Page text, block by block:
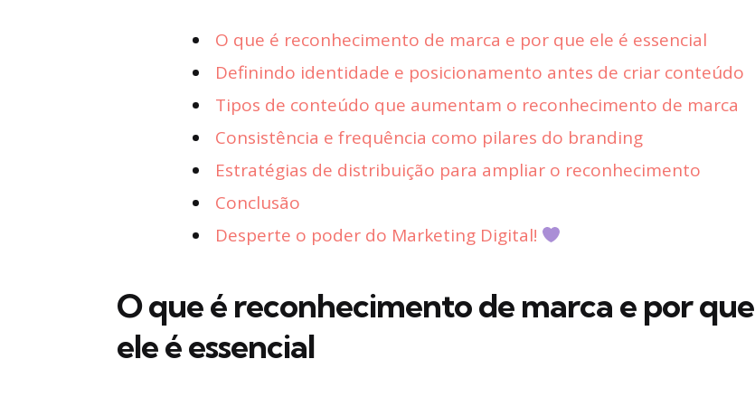
O que é reconhecimento de marca e por que ele é essencial
Definindo identidade e posicionamento antes de criar conteúdo
Tipos de conteúdo que aumentam o reconhecimento de marca
Consistência e frequência como pilares do branding
Estratégias de distribuição para ampliar o reconhecimento
Conclusão
Desperte o poder do Marketing Digital!
O que é reconhecimento de marca e por que
ele é essencial